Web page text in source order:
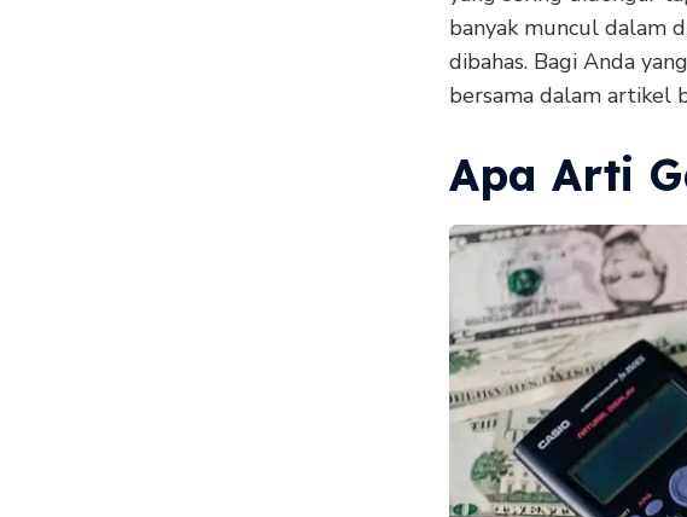
banyak muncul dalam
dibahas. Bagi Anda
bersama dalam artikel
Apa Arti